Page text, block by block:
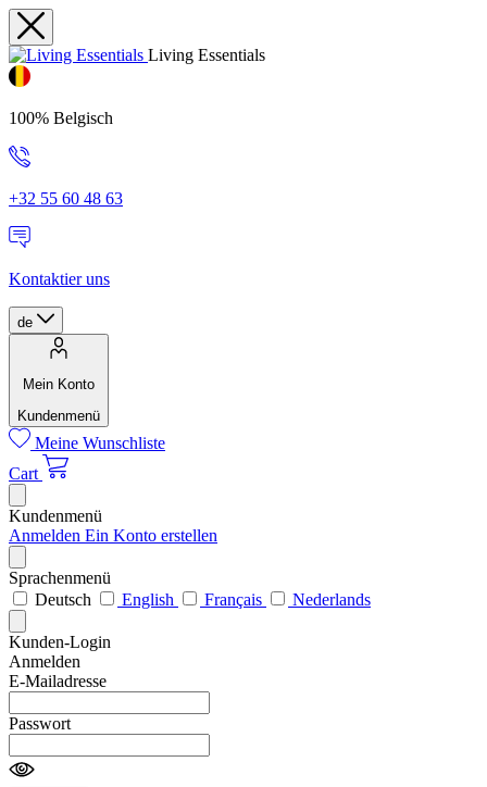
Living Essentials
100% Belgisch
+32 55 60 48 63
Kontaktier uns
de
Mein Konto
Kundenmenü
Meine Wunschliste
Cart
Kundenmenü
Anmelden Ein Konto erstellen
Sprachenmenü
Deutsch
English Français Nederlands
Kunden-Login
Anmelden
E-Mailadresse
Passwort